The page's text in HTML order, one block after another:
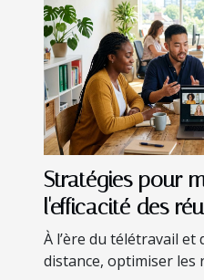
Stratégies pour
l'efficacité des
en entreprise
À l’ère du télétravail
distance, optimiser les